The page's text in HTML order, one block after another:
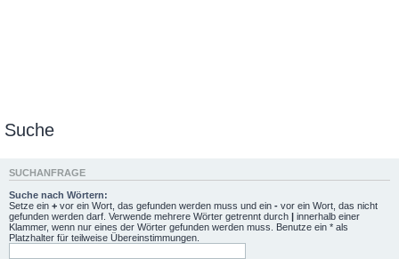
Suche
SUCHANFRAGE
Suche nach Wörtern:
Setze ein + vor ein Wort, das gefunden werden muss und ein - vor ein Wort, das nicht
gefunden werden darf. Verwende mehrere Wörter getrennt durch | innerhalb einer
Klammer, wenn nur eines der Wörter gefunden werden muss. Benutze ein * als
Platzhalter für teilweise Übereinstimmungen.